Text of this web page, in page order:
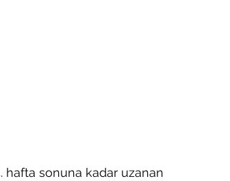
hafta sonuna kadar uzanan